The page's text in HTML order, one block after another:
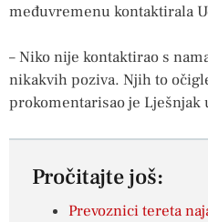
međuvremenu kontaktirala
– Niko nije kontaktirao s
nikakvih poziva. Njih to
prokomentarisao je Lješnjak
Pročitajte još:
Prevoznici tereta